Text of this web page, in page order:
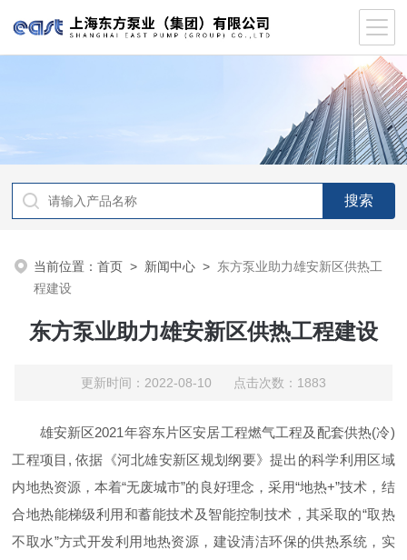
当前位置：首页 > 新闻中心 > 东方泵业助力雄安新区供热工
程建设
东方泵业助力雄安新区供热工程建设
更新时间：2022-08-10 点击次数：1883
雄安新区2021年容东片区安居工程燃气工程及配套供热(冷)
工程项目, 依据《河北雄安新区规划纲要》提出的科学利用区域
内地热资源，本着“无废城市”的良好理念，采用“地热+”技术，结
合地热能梯级利用和蓄能技术及智能控制技术，其采取的“取热
不取水”方式开发利用地热资源，建设清洁环保的供热系统，实